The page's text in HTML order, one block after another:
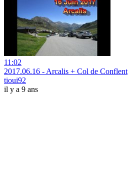
11:02
2017.06.16 - Arcalis + Col de Conflent
tioui92
il y a 9 ans